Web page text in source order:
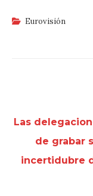
Eurovisión
Las
de grabar
incertidubre